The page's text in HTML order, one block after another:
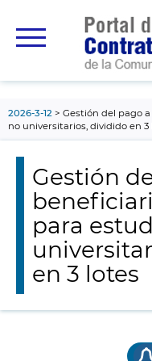
principal
2026-3-12
Gestión del pago
no universitarios, dividido en 3
Gestión
para
en 3 lotes